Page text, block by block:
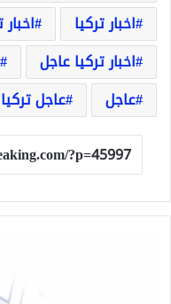
اخبار تركيا
اخبار تركيا عاجل
عاجل
عاجل تركيا